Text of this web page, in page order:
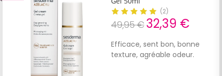
(2)
49,95 € 32,39 €
Efficace, sent bon, bonne
texture, agréable odeur.